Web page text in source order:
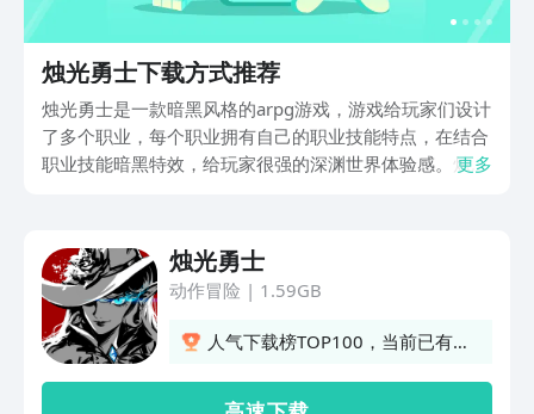
烛光勇士下载方式推荐
烛光勇士是一款暗黑风格的arpg游戏，游戏给玩家们设计
了多个职业，每个职业拥有自己的职业技能特点，在结合
职业技能暗黑特效，给玩家很强的深渊世界体验感。烛光
的玩家，建议收藏下这个链接，后续也有很大的帮助。
更多
烛光勇士
动作冒险 | 1.59GB
人气下载榜TOP100，当前已有6